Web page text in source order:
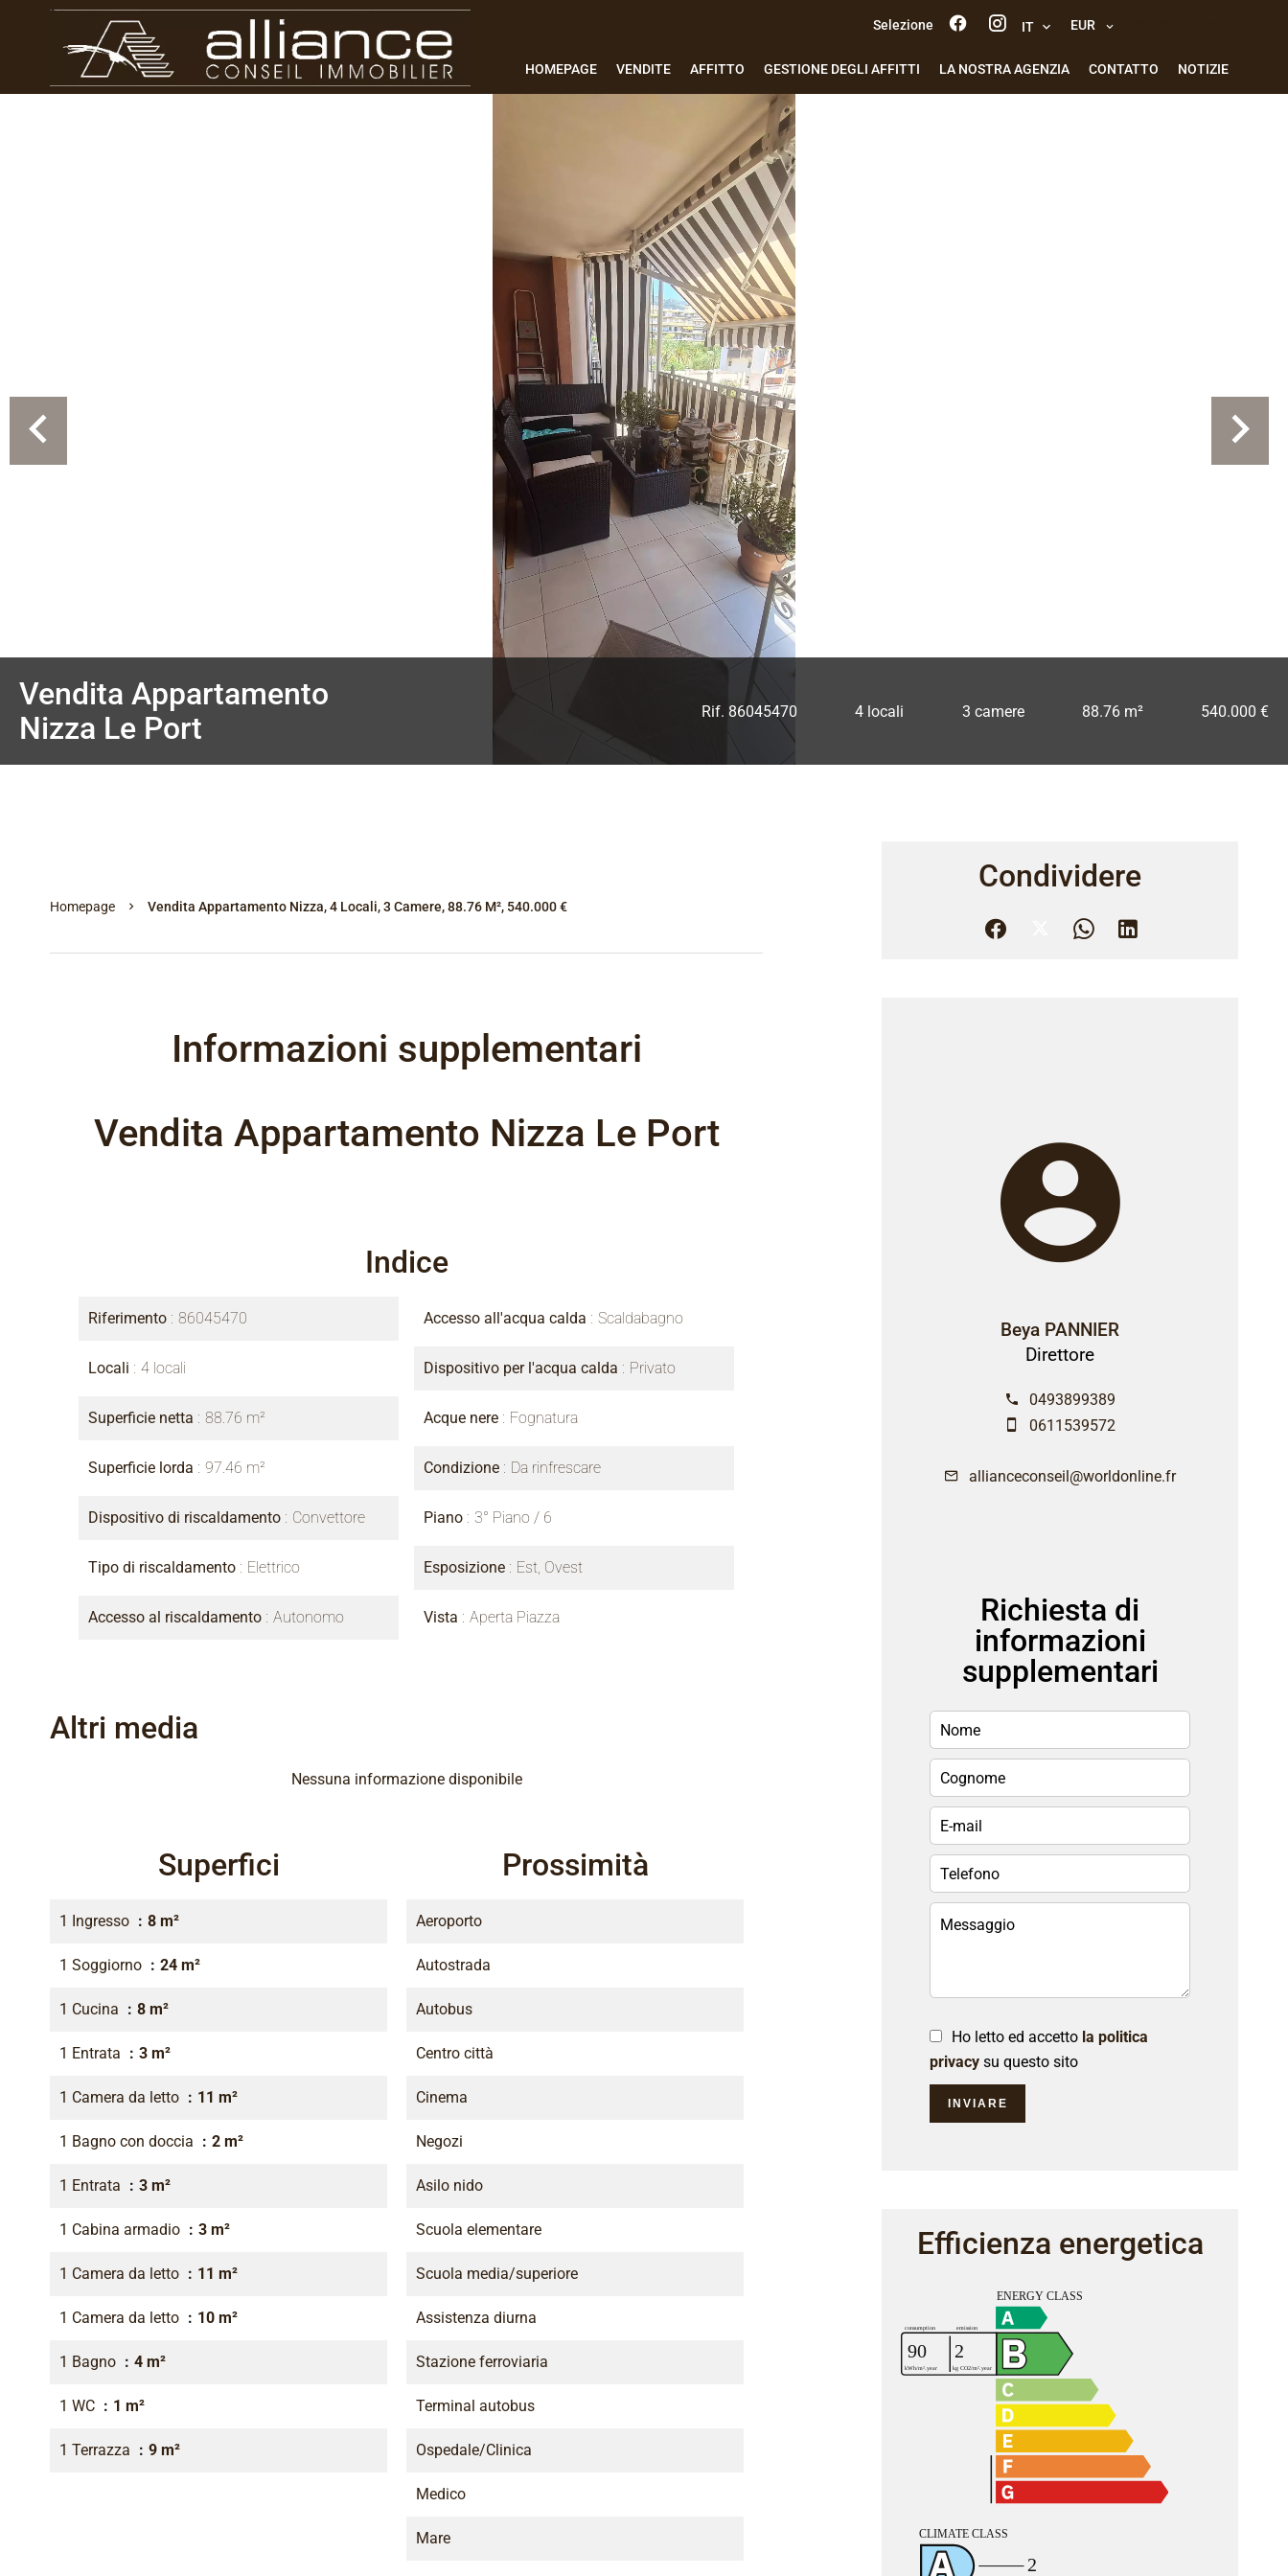
Selezione IT EUR
HOMEPAGE VENDITE AFFITTO GESTIONE DEGLI AFFITTI LA NOSTRA AGENZIA CONTATTO NOTIZIE
Vendita Appartamento
Nizza Le Port
Rif. 86045470 4 locali 3 camere 88.76 m² 540.000 €
Homepage Vendita Appartamento Nizza, 4 Locali, 3 Camere, 88.76 M², 540.000 €
Informazioni supplementari
Vendita Appartamento Nizza Le Port
Indice
Riferimento 86045470
Locali 4 locali
Superficie netta 88.76 m²
Superficie lorda 97.46 m²
Dispositivo di riscaldamento Convettore
Tipo di riscaldamento Elettrico
Accesso al riscaldamento Autonomo
Accesso all'acqua calda Scaldabagno
Dispositivo per l'acqua calda Privato
Acque nere Fognatura
Condizione Da rinfrescare
Piano 3° Piano / 6
Esposizione Est, Ovest
Vista Aperta Piazza
Altri media
Nessuna informazione disponibile
Superfici
1 Ingresso 8 m²
1 Soggiorno 24 m²
1 Cucina 8 m²
1 Entrata 3 m²
1 Camera da letto 11 m²
1 Bagno con doccia 2 m²
1 Entrata 3 m²
1 Cabina armadio 3 m²
1 Camera da letto 11 m²
1 Camera da letto 10 m²
1 Bagno 4 m²
1 WC 1 m²
1 Terrazza 9 m²
Prossimità
Aeroporto
Autostrada
Autobus
Centro città
Cinema
Negozi
Asilo nido
Scuola elementare
Scuola media/superiore
Assistenza diurna
Stazione ferroviaria
Terminal autobus
Ospedale/Clinica
Medico
Mare
Condividere
Beya PANNIER
Direttore
0493899389
0611539572
allianceconseil@worldonline.fr
Richiesta di
informazioni
supplementari
Ho letto ed accetto la politica
privacy su questo sito
INVIARE
Efficienza energetica